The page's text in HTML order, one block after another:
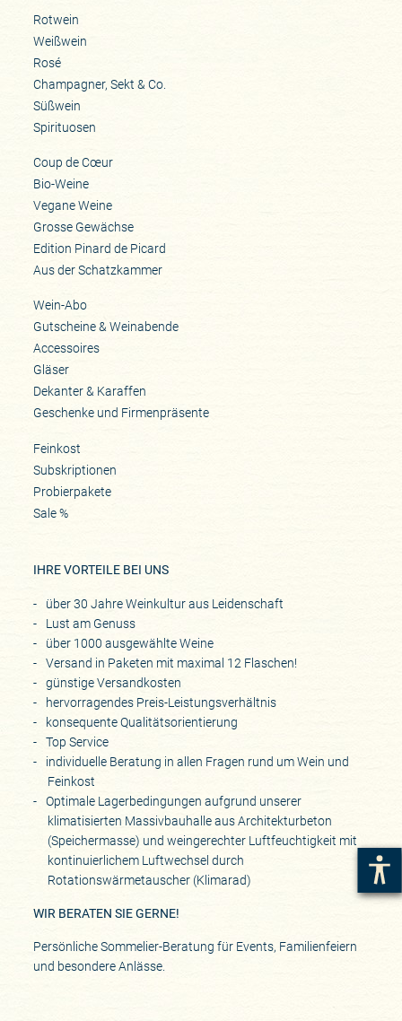
Rotwein
Weißwein
Rosé
Champagner, Sekt & Co.
Süßwein
Spirituosen
Coup de Cœur
Bio-Weine
Vegane Weine
Grosse Gewächse
Edition Pinard de Picard
Aus der Schatzkammer
Wein-Abo
Gutscheine & Weinabende
Accessoires
Gläser
Dekanter & Karaffen
Geschenke und Firmenpräsente
Feinkost
Subskriptionen
Probierpakete
Sale %
IHRE VORTEILE BEI UNS
über 30 Jahre Weinkultur aus Leidenschaft
Lust am Genuss
über 1000 ausgewählte Weine
Versand in Paketen mit maximal 12 Flaschen!
günstige Versandkosten
hervorragendes Preis-Leistungsverhältnis
konsequente Qualitätsorientierung
Top Service
individuelle Beratung in allen Fragen rund um Wein und
Feinkost
Optimale Lagerbedingungen aufgrund unserer
klimatisierten Massivbauhalle aus Architekturbeton
(Speichermasse) und weingerechter Luftfeuchtigkeit mit
kontinuierlichem Luftwechsel durch
Rotationswärmetauscher (Klimarad)
WIR BERATEN SIE GERNE!
Persönliche Sommelier-Beratung für Events, Familienfeiern
und besondere Anlässe.